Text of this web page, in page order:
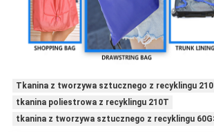
Tkanina z tworzywa sztucznego z recyklingu
tkanina poliestrowa z recyklingu 210T
tkanina z tworzywa sztucznego z recyklingu